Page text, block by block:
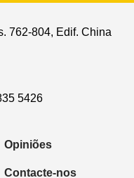
762-804, Edif. China
5426
Opiniões
Contacte-nos